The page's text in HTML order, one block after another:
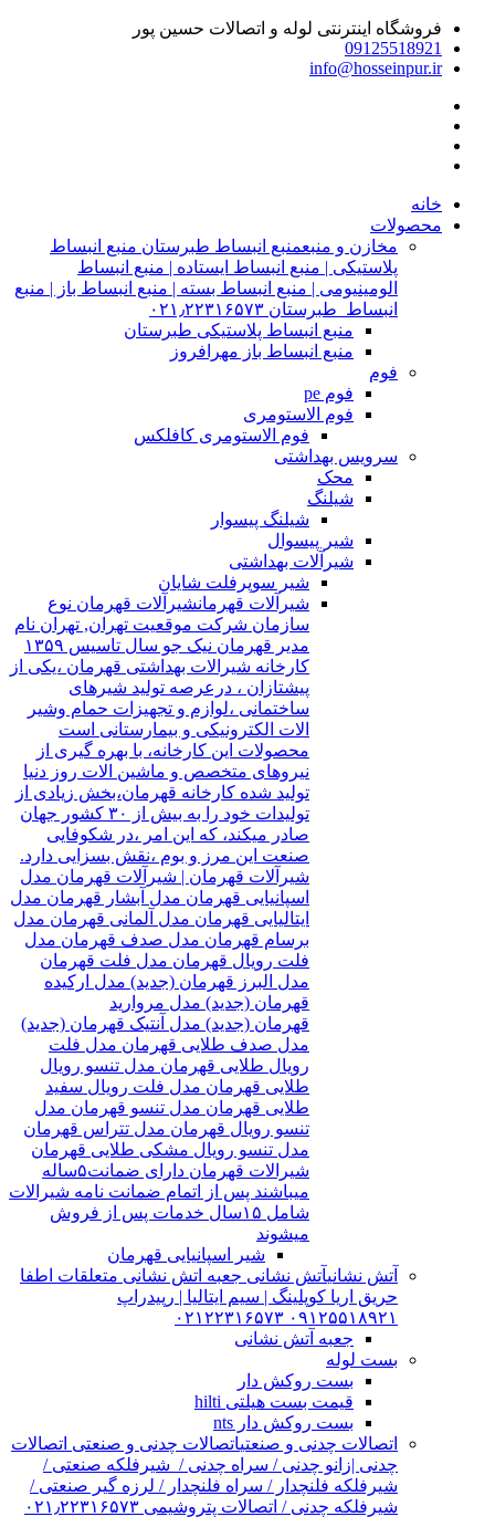
فروشگاه اینترنتی لوله و اتصالات حسین پور
09125518921
info@hosseinpur.ir
خانه
محصولات
مخازن و منبعمنبع انبساط طبرستان منبع انبساط
پلاستیکی | منبع انبساط ایستاده | منبع انبساط
الومینیومی | منبع انبساط بسته | منبع انبساط باز | منبع
انبساط طبرستان ۰۲۱٫۲۲۳۱۶۵۷۳
منبع انبساط پلاستیکی طبرستان
منبع انبساط باز مهرافروز
فوم
فوم pe
فوم الاستومری
فوم الاستومری کافلکس
سرویس بهداشتی
محک
شیلنگ
شیلنگ پیسوار
شیر پیسوال
شیرآلات بهداشتی
شیر سوپرفلت شایان
شیرآلات قهرمانشیرآلات قهرمان نوع
سازمان شرکت موقعیت تهران, تهران نام
مدیر قهرمان نیک جو سال تاسیس ۱۳۵۹
کارخانه شیرالات بهداشتی قهرمان ،یکی از
پیشتازان ، درعرصه تولید شیرهای
ساختمانی ،لوازم و تجهیزات حمام وشیر
الات الکترونیکی و بیمارستانی است
محصولات این کارخانه، با بهره گیری از
نیروهای متخصص و ماشین الات روز دنیا
تولید شده کارخانه قهرمان،بخش زیادی از
تولیدات خود را به بیش از ۳۰ کشور جهان
صادر میکند، که این امر ،در شکوفایی
صنعت این مرز و بوم ،نقش بسزایی دارد.
شیرآلات قهرمان | شیرآلات قهرمان مدل
اسپانیایی قهرمان مدل آبشار قهرمان مدل
ایتالیایی قهرمان مدل آلمانی قهرمان مدل
برسام قهرمان مدل صدف قهرمان مدل
فلت رویال قهرمان مدل فلت قهرمان
مدل البرز قهرمان (جدید) مدل ارکیده
قهرمان (جدید) مدل مروارید
قهرمان (جدید) مدل آنتیک قهرمان (جدید)
مدل صدف طلایی قهرمان مدل فلت
رویال طلایی قهرمان مدل تنسو رویال
طلایی قهرمان مدل فلت رویال سفید
طلایی قهرمان مدل تنسو قهرمان مدل
تنسو رویال قهرمان مدل تتراس قهرمان
مدل تنسو رویال مشکی طلایی قهرمان
شیرالات قهرمان دارای ضمانت۵ساله
میباشند پس از اتمام ضمانت نامه شیرالات
شامل ۱۵سال خدمات پس از فروش
میشوند
شیر اسپانیایی قهرمان
آتش نشانیآتش نشانی جعبه اتش نشانی متعلقات اطفا
حریق اریا کوپلینگ | سیم ایتالیا | رپیدراپ
۰۹۱۲۵۵۱۸۹۲۱ ۰۲۱۲۲۳۱۶۵۷۳
جعبه آتش نشانی
بست لوله
بست روکش دار
قیمت بست هیلتی hilti
بست روکش دار nts
اتصالات چدنی و صنعتیاتصالات چدنی و صنعتی اتصالات
چدنی |زانو چدنی / سراه چدنی / شیرفلکه صنعتی /
شیرفلکه فلنچدار / سراه فلنچدار / لرزه گیر صنعتی /
شیرفلکه چدنی / اتصالات پتروشیمی ۰۲۱٫۲۲۳۱۶۵۷۳